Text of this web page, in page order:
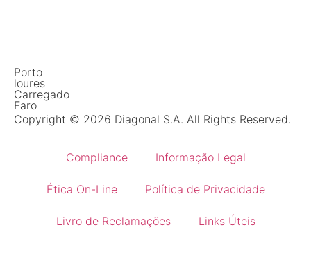
Porto
loures
Carregado
Faro
Copyright © 2026 Diagonal S.A. All Rights Reserved.
Compliance Informação Legal
Ética On-Line Política de Privacidade
Livro de Reclamações Links Úteis